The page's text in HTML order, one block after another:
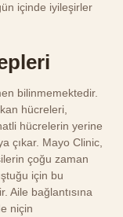
içinde iyileşirler
bilinmemektedir.
hücreleri,
hücrelerin yerine
çıkar. Mayo Clinic,
çoğu zaman
için bu
Aile bağlantısına
niçin